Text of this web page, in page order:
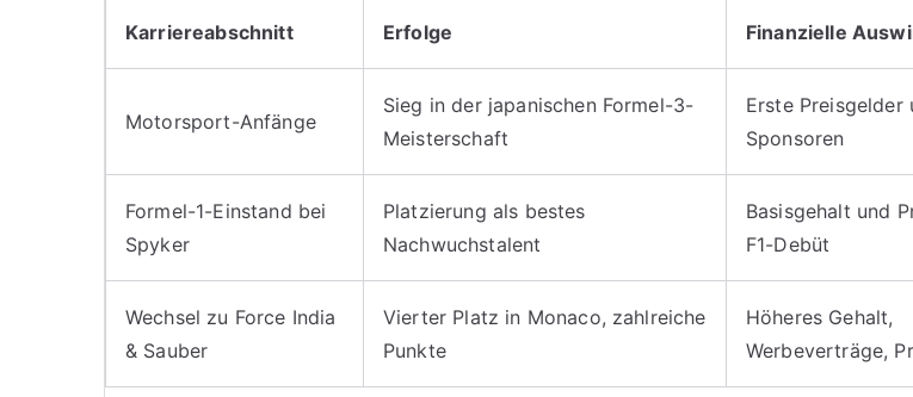
Karriereabschnitt Erfolge Finanzielle
Motorsport-Anfänge
Sieg in der japanischen Formel-3-
Meisterschaft
Erste Preisgelder
Sponsoren
Formel-1-Einstand bei
Spyker
Platzierung als bestes
Nachwuchstalent
Basisgehalt und
F1-Debüt
Wechsel zu Force India
& Sauber
Vierter Platz in Monaco, zahlreiche
Punkte
Höheres Gehalt,
Werbeverträge,